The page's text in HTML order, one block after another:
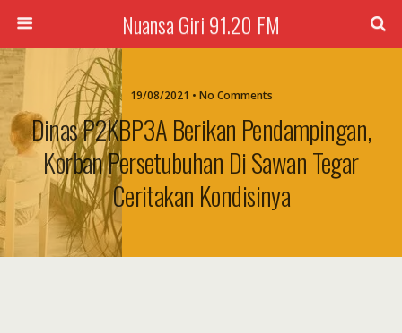
Nuansa Giri 91.20 FM
19/08/2021 • No Comments
Dinas P2KBP3A Berikan Pendampingan,
Korban Persetubuhan Di Sawan Tegar
Ceritakan Kondisinya